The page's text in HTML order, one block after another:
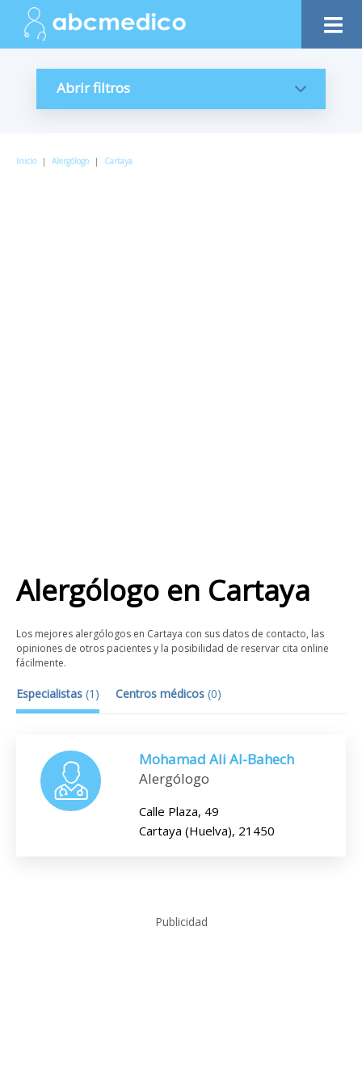
Abrir filtros
Inicio | Alergólogo | Cartaya
Alergólogo en Cartaya
Los mejores alergólogos en Cartaya con sus datos de contacto, las
opiniones de otros pacientes y la posibilidad de reservar cita online
fácilmente.
Especialistas (1 ) Centros médicos (0)
Mohamad Ali Al-Bahech
Alergólogo
Calle Plaza, 49
Cartaya (Huelva), 21450
Publicidad